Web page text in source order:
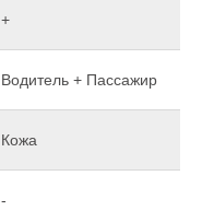
+
Водитель + Пассажир
Кожа
-